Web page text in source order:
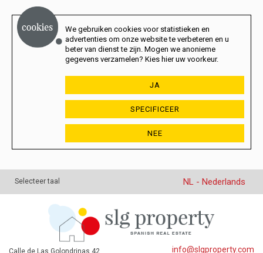
We gebruiken cookies voor statistieken en
advertenties om onze website te verbeteren en u
beter van dienst te zijn. Mogen we anonieme
gegevens verzamelen? Kies hier uw voorkeur.
JA
SPECIFICEER
NEE
Selecteer taal NL - Nederlands
info@slgproperty.com
Calle de Las Golondrinas 42